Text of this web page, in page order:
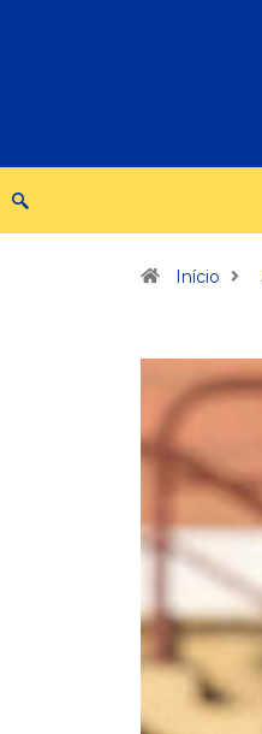
Início